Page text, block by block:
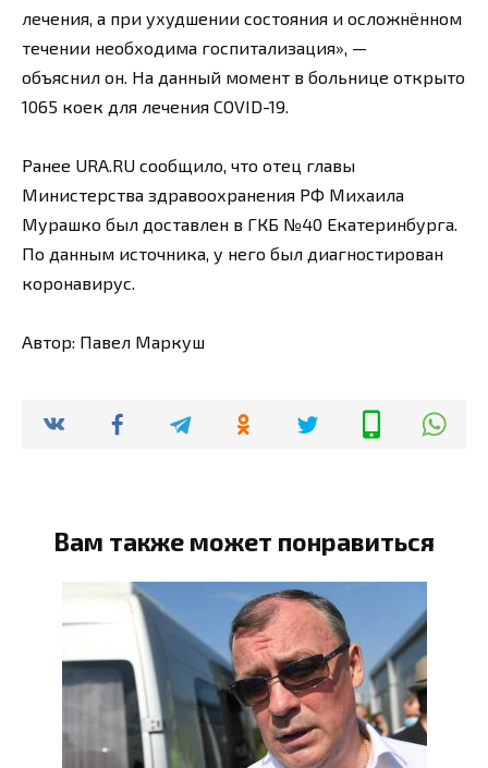
лечения, а при ухудшении состояния и осложнённом
течении необходима госпитализация», —
объяснил он. На данный момент в больнице открыто
1065 коек для лечения COVID-19.
Ранее URA.RU сообщило, что отец главы
Министерства здравоохранения РФ Михаила
Мурашко был доставлен в ГКБ №40 Екатеринбурга.
По данным источника, у него был диагностирован
коронавирус.
Автор: Павел Маркуш
Вам также может понравиться